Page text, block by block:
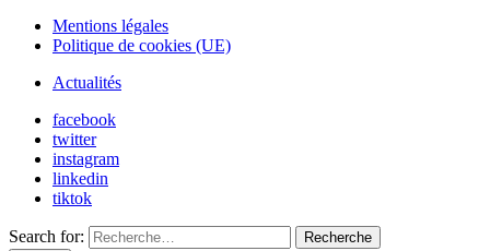
Mentions légales
Politique de cookies (UE)
Actualités
facebook
twitter
instagram
linkedin
tiktok
Search for:
Recherche